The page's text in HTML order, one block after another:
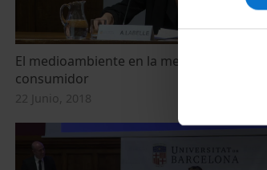
El medioambiente en la mente del
consumidor
22 Junio, 2018